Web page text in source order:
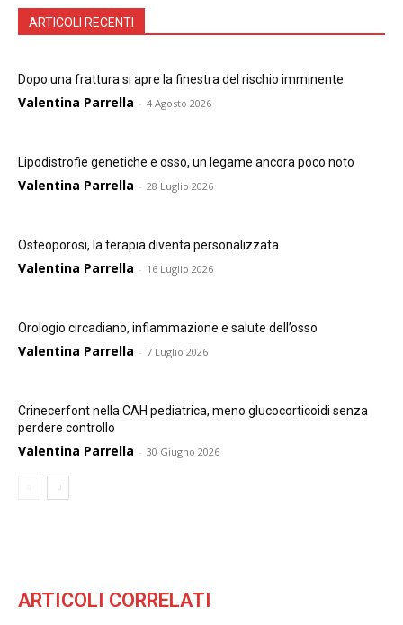
ARTICOLI RECENTI
Dopo una frattura si apre la finestra del rischio imminente
Valentina Parrella - 4 Agosto 2026
Lipodistrofie genetiche e osso, un legame ancora poco noto
Valentina Parrella - 28 Luglio 2026
Osteoporosi, la terapia diventa personalizzata
Valentina Parrella - 16 Luglio 2026
Orologio circadiano, infiammazione e salute dell’osso
Valentina Parrella - 7 Luglio 2026
Crinecerfont nella CAH pediatrica, meno glucocorticoidi senza
perdere controllo
Valentina Parrella - 30 Giugno 2026
ARTICOLI CORRELATI